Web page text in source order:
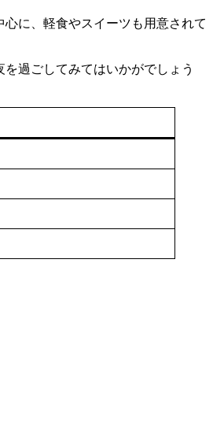
に、軽食やスイーツも用意されて
過ごしてみてはいかがでしょう